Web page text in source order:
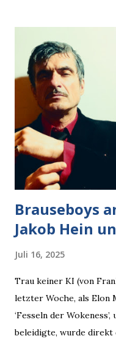
Krähe und ihn an, er
gleichzeitig amüsiert.
Wedding muss man
bestätigte der
Wir fixierten die
Heute ging sie leer aus,
Donnerstag, 4.6. (20
und Bjarne Haus der
Brauseboys
Jakob Hein
Juli 16, 2025
Trau keiner KI (von
letzter Woche, als Elon
‘Fesseln der
beleidigte, wurde direkt